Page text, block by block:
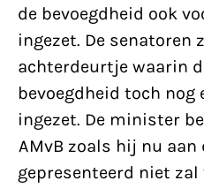
de bevoegdheid ook
ingezet. De senatoren
achterdeurtje waarin
bevoegdheid toch nog
ingezet. De minister
AMvB zoals hij nu aan
gepresenteerd niet